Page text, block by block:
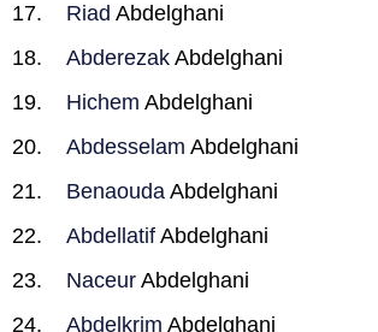
Riad Abdelghani
Abderezak Abdelghani
Hichem Abdelghani
Abdesselam Abdelghani
Benaouda Abdelghani
Abdellatif Abdelghani
Naceur Abdelghani
Abdelkrim Abdelghani